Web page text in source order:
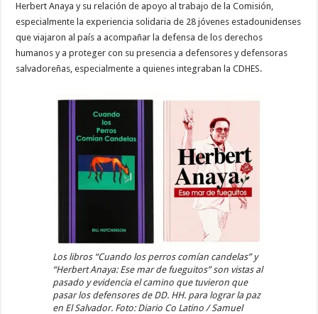
Herbert Anaya y su relación de apoyo al trabajo de la Comisión,
especialmente la experiencia solidaria de 28 jóvenes estadounidenses
que viajaron al país a acompañar la defensa de los derechos
humanos y a proteger con su presencia a defensores y defensoras
salvadoreñas, especialmente a quienes integraban la CDHES.
Los libros “Cuando los perros comían candelas” y
“Herbert Anaya: Ese mar de fueguitos” son vistas al
pasado y evidencia el camino que tuvieron que
pasar los defensores de DD. HH. para lograr la paz
en El Salvador. Foto: Diario Co Latino / Samuel